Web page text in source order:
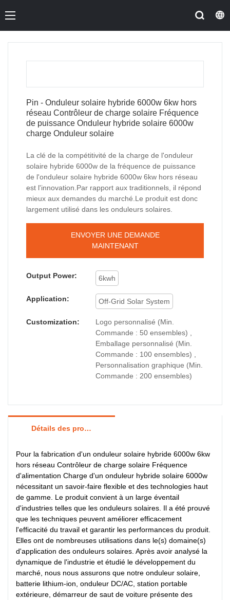
Pin - Onduleur solaire hybride 6000w 6kw hors
réseau Contrôleur de charge solaire Fréquence
de puissance Onduleur hybride solaire 6000w
charge Onduleur solaire
La clé de la compétitivité de la charge de l'onduleur
solaire hybride 6000w de la fréquence de puissance
de l'onduleur solaire hybride 6000w 6kw hors réseau
est l'innovation.Par rapport aux traditionnels, il répond
mieux aux demandes du marché.Le produit est donc
largement utilisé dans les onduleurs solaires.
ENVOYER UNE DEMANDE
MAINTENANT
Output Power: 6kwh
Application: Off-Grid Solar System
Customization:
Logo personnalisé (Min.
Commande : 50 ensembles) ,
Emballage personnalisé (Min.
Commande : 100 ensembles) ,
Personnalisation graphique (Min.
Commande : 200 ensembles)
Détails des produits
Pour la fabrication d'un onduleur solaire hybride 6000w 6kw
hors réseau Contrôleur de charge solaire Fréquence
d'alimentation Charge d'un onduleur hybride solaire 6000w
nécessitant un savoir-faire flexible et des technologies haut
de gamme. Le produit convient à un large éventail
d'industries telles que les onduleurs solaires. Il a été prouvé
que les techniques peuvent améliorer efficacement
l'efficacité du travail et garantir les performances du produit.
Elles ont de nombreuses utilisations dans le(s) domaine(s)
d'application des onduleurs solaires. Après avoir analysé la
dynamique de l'industrie et étudié le développement du
marché, nous nous assurons que notre onduleur solaire,
batterie lithium-ion, onduleur DC/AC, station portable
extérieure, démarreur de saut de voiture présente des